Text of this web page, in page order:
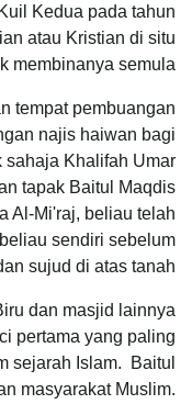
Kedua pada tahun
atau Kristian di situ
membinanya semula.
tempat pembuangan
najis haiwan bagi
sahaja Khalifah Umar
tapak Baitul Maqdis
Al-Mi'raj, beliau telah
sendiri sebelum
sujud di atas tanah.
dan masjid lainnya
pertama yang paling
sejarah Islam.
Baitul
masyarakat Muslim.